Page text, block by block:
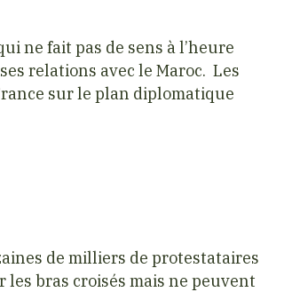
ne fait pas de sens à l’heure
relations avec le Maroc. Les
sur le plan diplomatique
de milliers de protestataires
les bras croisés mais ne peuvent